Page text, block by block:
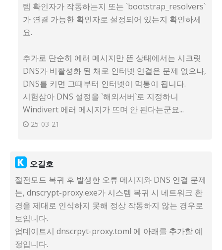
템 확인자가 작동하는지 또는 `bootstrap_resolvers`
가 연결 가능한 확인자로 설정되어 있는지 확인하세
요.
추가로 단순히 에러 메시지만 뜬 상태에서는 시크릿
DNS가 비활성화 된 채로 인터넷 연결은 문제 없으나,
DNS를 키면 그때부터 인터넷이 먹통이 됩니다.
시험삼아 DNS 설정을 `해외서버`로 지정하니
Windivert 에러 메시지가 뜨며 안 된다는군요...
25-03-21
오길호
절전모드 복귀 후 발생한 오류 메시지와 DNS 연결 문제
는, dnscrypt-proxy.exe가 시스템 복귀 시 네트워크 환
경을 제대로 인식하지 못해 정상 작동하지 않는 경우로
보입니다.
업데이트시 dnscrpyt-proxy.toml 에 아래를 추가할 예
정입니다.